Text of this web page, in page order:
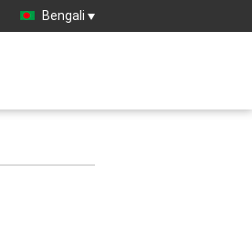
Bengali